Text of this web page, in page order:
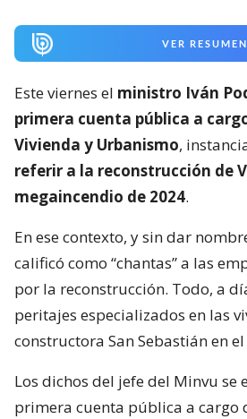
VER RESUMEN
Este viernes el ministro Iván
primera cuenta pública a
Vivienda y Urbanismo,
referir a la reconstrucción de
megaincendio de 2024.
En ese contexto, y sin dar
calificó como “chantas” a las
por la reconstrucción. Todo, a
peritajes especializados en las
constructora San Sebastián en
Los dichos del jefe del Minvu se
primera cuenta pública a cargo